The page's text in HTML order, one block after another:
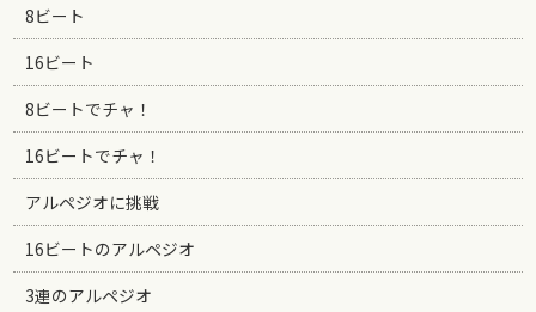
8ビート
16ビート
8ビートでチャ！
16ビートでチャ！
アルペジオに挑戦
16ビートのアルペジオ
3連のアルペジオ